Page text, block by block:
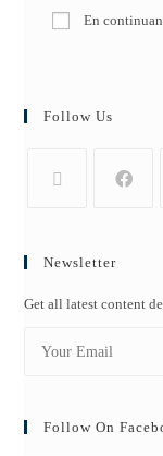
En
Follow Us
Newsletter
Get all latest content
Follow On